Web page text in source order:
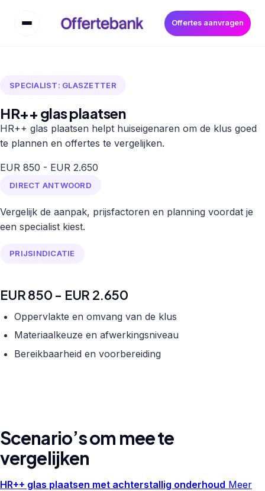
Offertes aanvragen
SPECIALIST: GLASZETTER
HR++ glas plaatsen
HR++ glas plaatsen helpt huiseigenaren om de klus goed
te plannen en offertes te vergelijken.
EUR 850 - EUR 2.650
DIRECT ANTWOORD
Vergelijk de aanpak, prijsfactoren en planning voordat je
een specialist kiest.
PRIJSINDICATIE
EUR 850 - EUR 2.650
Oppervlakte en omvang van de klus
Materiaalkeuze en afwerkingsniveau
Bereikbaarheid en voorbereiding
Scenario’s om mee te
vergelijken
HR++ glas plaatsen met achterstallig onderhoud Meer